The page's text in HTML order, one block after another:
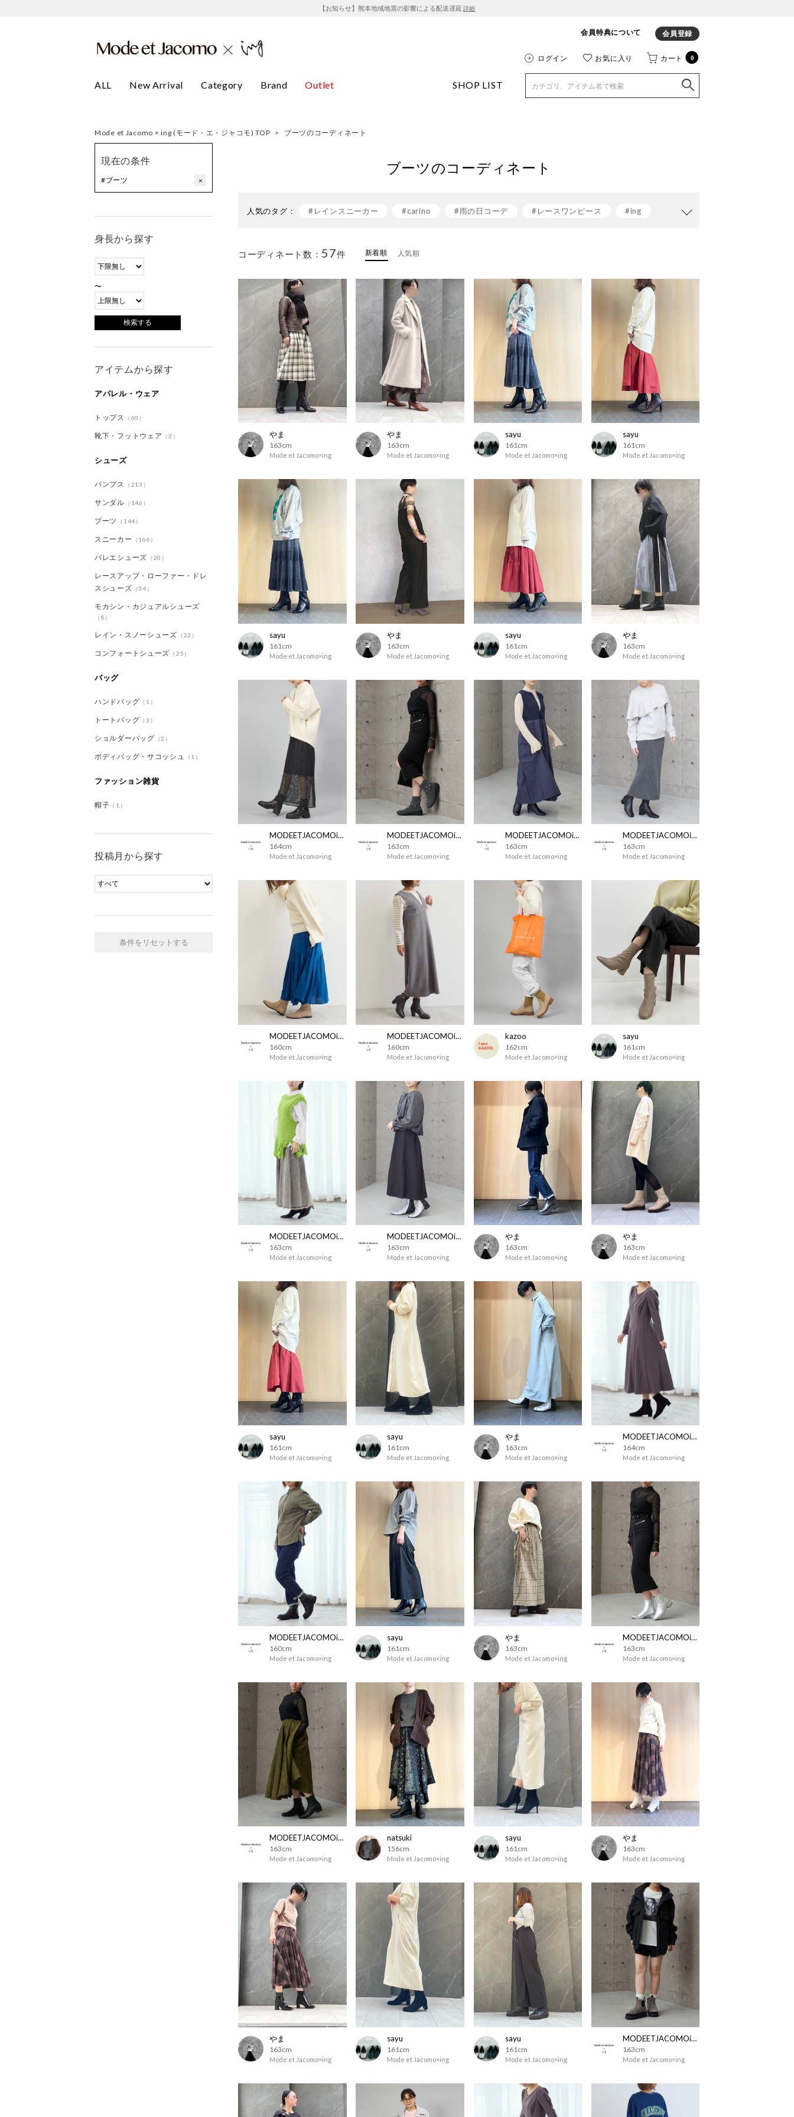
【お知らせ】熊本地域地震の影響による配送遅延 詳細
会員特典について 会員登録
ログイン お気に入り カート 0
ALL New Arrival Category Brand Outlet SHOP LIST
Mode et Jacomo × ing (モード・エ・ジャコモ) TOP > ブーツのコーディネート
現在の条件
#ブーツ ×
身長から探す
〜
アイテムから探す
アパレル・ウェア
トップス （60）
靴下・フットウェア （2）
シューズ
パンプス （213）
サンダル （146）
ブーツ （144）
スニーカー （166）
バレエシューズ （20）
レースアップ・ローファー・ドレ
スシューズ （34）
モカシン・カジュアルシューズ
（8）
レイン・スノーシューズ （22）
コンフォートシューズ （25）
バッグ
ハンドバッグ （1）
トートバッグ （3）
ショルダーバッグ （2）
ボディバッグ・サコッシュ （1）
ファッション雑貨
帽子 （1）
投稿月から探す
条件をリセットする
ブーツのコーディネート
人気のタグ： #レインスニーカー #carino #雨の日コーデ #レースワンピース
#ing
コーディネート数：57件 新着順 人気順
やま
163cm
Mode et Jacomo×ing
やま
163cm
Mode et Jacomo×ing
sayu
161cm
Mode et Jacomo×ing
sayu
161cm
Mode et Jacomo×ing
sayu
161cm
Mode et Jacomo×ing
やま
163cm
Mode et Jacomo×ing
sayu
161cm
Mode et Jacomo×ing
やま
163cm
Mode et Jacomo×ing
MODEETJACOMOingSTAFF
164cm
Mode et Jacomo×ing
MODEETJACOMOingSTAFF
163cm
Mode et Jacomo×ing
MODEETJACOMOingSTAFF
163cm
Mode et Jacomo×ing
MODEETJACOMOingSTAFF
163cm
Mode et Jacomo×ing
MODEETJACOMOingSTAFF
160cm
Mode et Jacomo×ing
MODEETJACOMOingSTAFF
160cm
Mode et Jacomo×ing
kazoo
162cm
Mode et Jacomo×ing
sayu
161cm
Mode et Jacomo×ing
MODEETJACOMOingSTAFF
163cm
Mode et Jacomo×ing
MODEETJACOMOingSTAFF
163cm
Mode et Jacomo×ing
やま
163cm
Mode et Jacomo×ing
やま
163cm
Mode et Jacomo×ing
sayu
161cm
Mode et Jacomo×ing
sayu
161cm
Mode et Jacomo×ing
やま
163cm
Mode et Jacomo×ing
MODEETJACOMOingSTAFF
164cm
Mode et Jacomo×ing
MODEETJACOMOingSTAFF
160cm
Mode et Jacomo×ing
sayu
161cm
Mode et Jacomo×ing
やま
163cm
Mode et Jacomo×ing
MODEETJACOMOingSTAFF
163cm
Mode et Jacomo×ing
MODEETJACOMOingSTAFF
163cm
Mode et Jacomo×ing
natsuki
156cm
Mode et Jacomo×ing
sayu
161cm
Mode et Jacomo×ing
やま
163cm
Mode et Jacomo×ing
やま
163cm
Mode et Jacomo×ing
sayu
161cm
Mode et Jacomo×ing
sayu
161cm
Mode et Jacomo×ing
MODEETJACOMOingSTAFF
163cm
Mode et Jacomo×ing